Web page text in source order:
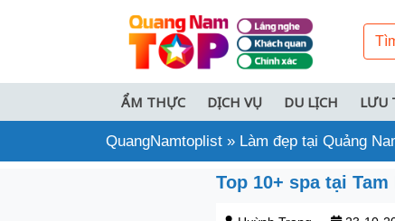
ẨM THỰC DỊCH VỤ DU LỊCH LƯU
QuangNamtoplist » Làm đẹp tại Quảng
Top 10+ spa tại